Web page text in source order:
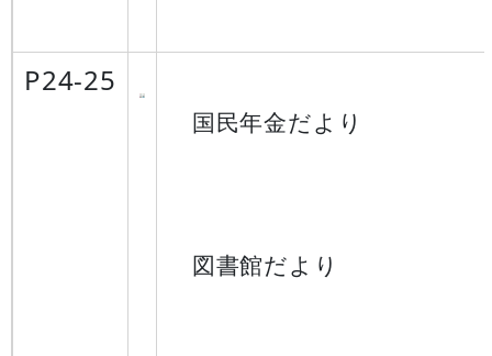
P24-25
国民年金だより
図書館だより